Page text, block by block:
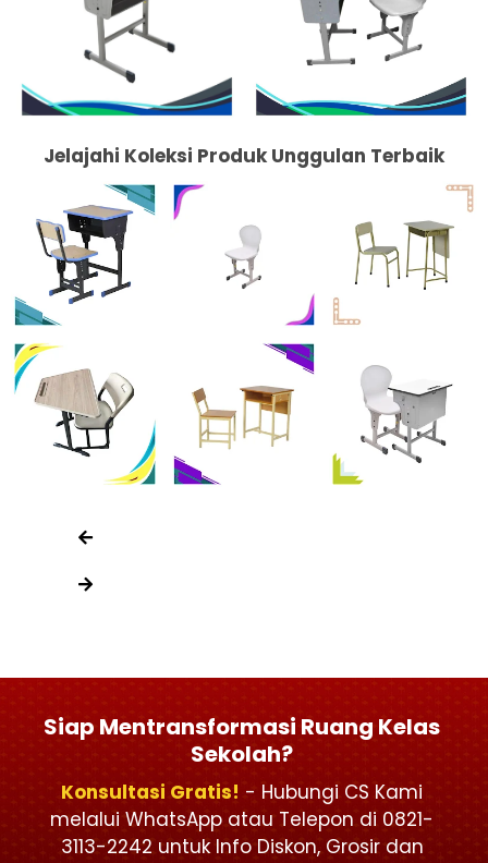
Jelajahi Koleksi Produk Unggulan Terbaik
Siap Mentransformasi Ruang Kelas
Sekolah?
Konsultasi Gratis! - Hubungi CS Kami
melalui WhatsApp atau Telepon di 0821-
3113-2242 untuk Info Diskon, Grosir dan